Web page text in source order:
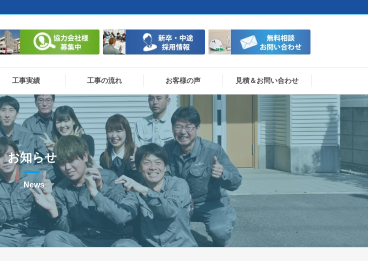
工事実績 工事の流れ お客様の声 見積＆お問い合わせ
お知らせ
News